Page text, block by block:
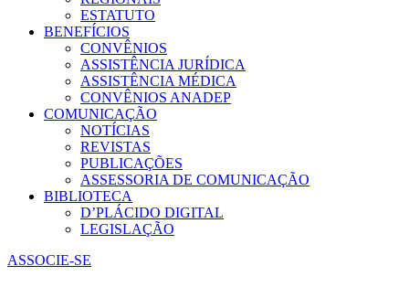
ESTATUTO
BENEFÍCIOS
CONVÊNIOS
ASSISTÊNCIA JURÍDICA
ASSISTÊNCIA MÉDICA
CONVÊNIOS ANADEP
COMUNICAÇÃO
NOTÍCIAS
REVISTAS
PUBLICAÇÕES
ASSESSORIA DE COMUNICAÇÃO
BIBLIOTECA
D’PLÁCIDO DIGITAL
LEGISLAÇÃO
ASSOCIE-SE